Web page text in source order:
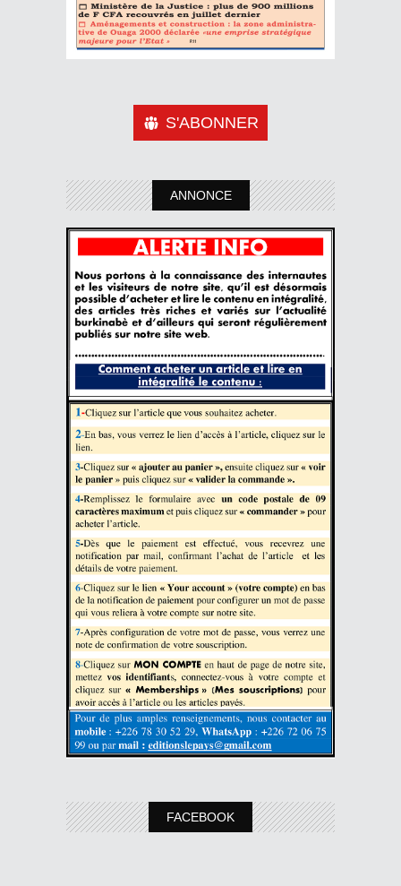
S'ABONNER
ANNONCE
FACEBOOK